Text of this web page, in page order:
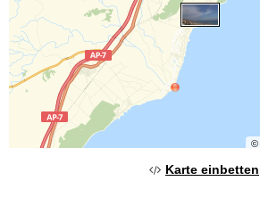
©
Karte einbetten